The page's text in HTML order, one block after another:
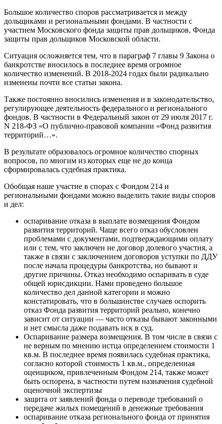
Большое количество споров рассматривается и между
дольщиками и региональными фондами. В частности с
участием Московского фонда защиты прав дольщиков, Фонда
защиты прав дольщиков Московской области.
Ситуация осложняется тем, что в параграф 7 главы 9 Закона о
банкротстве вносилось в последнее время огромное
количество изменений. В 2018-2024 годах были радикально
изменены почти все статьи закона.
Также постоянно вносились изменения и в законодательство,
регулирующее деятельность федерального и регионального
фондов. В частности в Федеральный закон от 29 июля 2017 г.
N 218-ФЗ «О публично-правовой компании «Фонд развития
территорий…».
В результате образовалось огромное количество спорных
вопросов, по многим из которых еще не до конца
сформировалась судебная практика.
Обобщая наше участие в спорах с Фондом 214 и
региональными фондами можно выделить такие виды споров
и дел:
оспаривание отказа в выплате возмещения Фондом
развития территорий. Чаще всего отказ обусловлен
проблемами с документами, подтверждающими оплату
или с тем, что заключен не договор долевого участия, а
также в связи с заключением договоров уступки по ДДУ
после начала процедуры банкротства, но бывают и
другие причины. Отказ необходимо оспаривать в суде
общей юрисдикции. Нами проведено большое
количество дел данной категории и можно
констатировать, что в большинстве случаев оспорить
отказ Фонда развития территорий реально, конечно
зависит от ситуации — часто отказы бывают законными
и нет смысла даже подавать иск в суд.
Оспаривание размера возмещения. В том числе в связи с
не верным по мнению истца определением стоимости 1
кв.м. В последнее время появилась судебная практика,
согласно которой стоимость 1 кв.м., определенная
оценщиком, привлеченным Фондом 214, также может
быть оспорена, в частности путем назначения судебной
оценочной экспертизы
защита от заявлений фонда о переводе требований о
передаче жилых помещений в денежные требования
оспаривание отказа регионального фонда от принятия